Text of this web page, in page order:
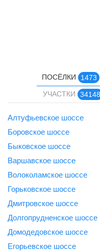
ПОСЁЛКИ 1473
УЧАСТКИ
34148
Алтуфьевское шоссе
Боровское шоссе
Быковское шоссе
Варшавское шоссе
Волоколамское шоссе
Горьковское шоссе
Дмитровское шоссе
Долгопрудненское шоссе
Домодедовское шоссе
Егорьевское шоссе